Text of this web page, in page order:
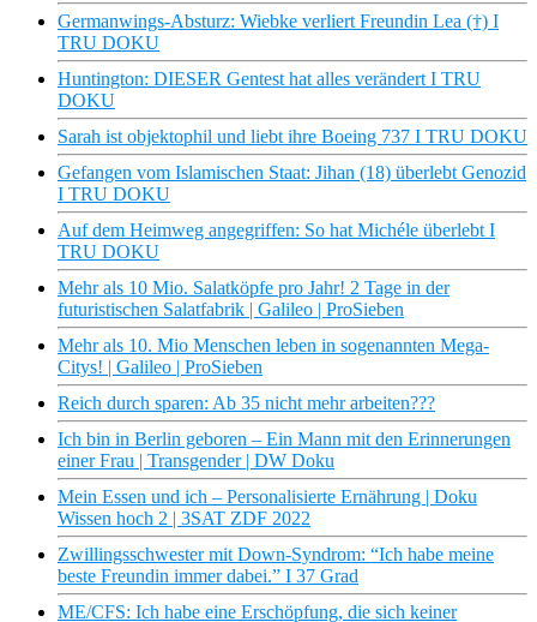
Germanwings-Absturz: Wiebke verliert Freundin Lea (†) I
TRU DOKU
Huntington: DIESER Gentest hat alles verändert I TRU
DOKU
Sarah ist objektophil und liebt ihre Boeing 737 I TRU DOKU
Gefangen vom Islamischen Staat: Jihan (18) überlebt Genozid
I TRU DOKU
Auf dem Heimweg angegriffen: So hat Michéle überlebt I
TRU DOKU
Mehr als 10 Mio. Salatköpfe pro Jahr! 2 Tage in der
futuristischen Salatfabrik | Galileo | ProSieben
Mehr als 10. Mio Menschen leben in sogenannten Mega-
Citys! | Galileo | ProSieben
Reich durch sparen: Ab 35 nicht mehr arbeiten???
Ich bin in Berlin geboren – Ein Mann mit den Erinnerungen
einer Frau | Transgender | DW Doku
Mein Essen und ich – Personalisierte Ernährung | Doku
Wissen hoch 2 | 3SAT ZDF 2022
Zwillingsschwester mit Down-Syndrom: “Ich habe meine
beste Freundin immer dabei.” I 37 Grad
ME/CFS: Ich habe eine Erschöpfung, die sich keiner